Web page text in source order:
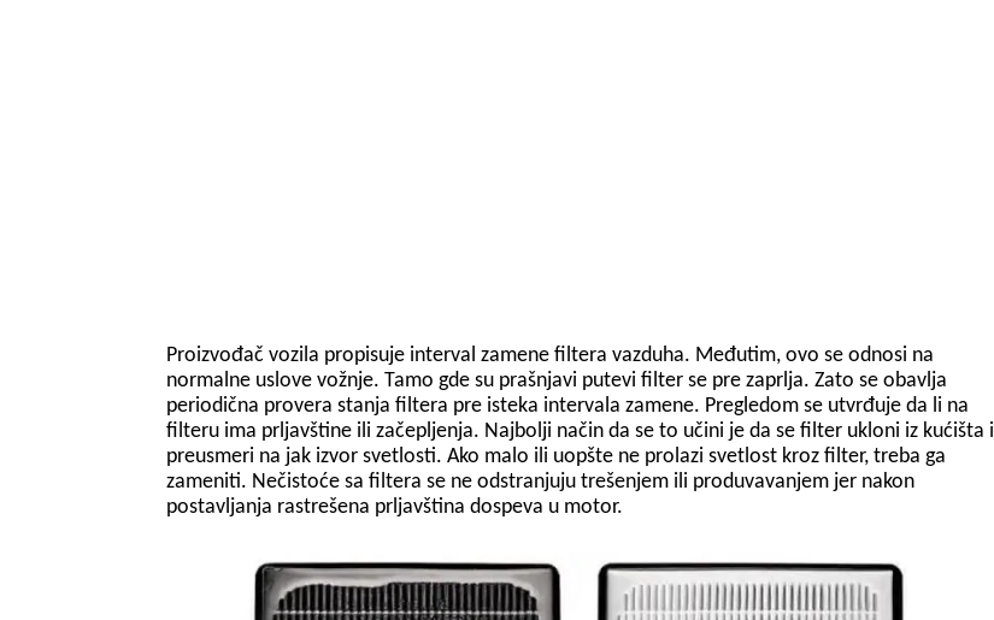
Proizvođač vozila propisuje interval zamene filtera vazduha. Međutim, ovo se odnosi na
normalne uslove vožnje. Tamo gde su prašnjavi putevi filter se pre zaprlja. Zato se obavlja
periodična provera stanja filtera pre isteka intervala zamene. Pregledom se utvrđuje da li na
filteru ima prljavštine ili začepljenja. Najbolji način da se to učini je da se filter ukloni iz kućišta i
preusmeri na jak izvor svetlosti. Ako malo ili uopšte ne prolazi svetlost kroz filter, treba ga
zameniti. Nečistoće sa filtera se ne odstranjuju trešenjem ili produvavanjem jer nakon
postavljanja rastrešena prljavština dospeva u motor.